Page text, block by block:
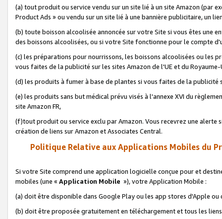
(a) tout produit ou service vendu sur un site lié à un site Amazon (par
Product Ads » ou vendu sur un site lié à une bannière publicitaire, un
(b) toute boisson alcoolisée annoncée sur votre Site si vous êtes une
des boissons alcoolisées, ou si votre Site fonctionne pour le compte
(c) les préparations pour nourrissons, les boissons alcoolisées ou les
vous faites de la publicité sur les sites Amazon de l'UE et du Royaume-
(d) les produits à fumer à base de plantes si vous faites de la publicité
(e) les produits sans but médical prévu visés à l'annexe XVI du
site Amazon FR,
(f)tout produit ou service exclu par Amazon. Vous recevrez une alerte
création de liens sur Amazon et Associates Central.
Politique Relative aux Applications Mobiles du
Si votre Site comprend une application logicielle conçue pour et
mobiles (une « Application Mobile »), votre Application Mobile :
(a) doit être disponible dans Google Play ou les app stores d'Apple ou
(b) doit être proposée gratuitement en téléchargement et tous les